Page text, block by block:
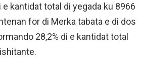
e kantidat total di yegada ku 8966
for di Merka tabata e di dos
28,2% di e kantidat total